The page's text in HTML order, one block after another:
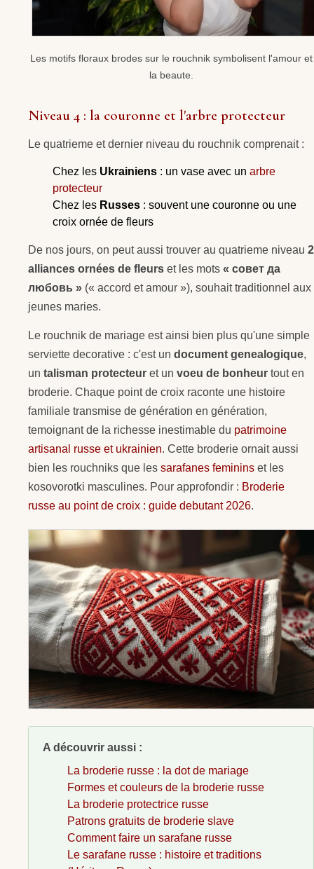
Les motifs floraux brodes sur le rouchnik symbolisent l'amour et
la beaute.
Niveau 4 : la couronne et l'arbre protecteur
Le quatrieme et dernier niveau du rouchnik comprenait :
Chez les Ukrainiens : un vase avec un arbre
protecteur
Chez les Russes : souvent une couronne ou une
croix ornée de fleurs
De nos jours, on peut aussi trouver au quatrieme niveau 2
alliances ornées de fleurs et les mots « совет да
любовь » (« accord et amour »), souhait traditionnel aux
jeunes maries.
Le rouchnik de mariage est ainsi bien plus qu'une simple
serviette decorative : c'est un document genealogique,
un talisman protecteur et un voeu de bonheur tout en
broderie. Chaque point de croix raconte une histoire
familiale transmise de génération en génération,
temoignant de la richesse inestimable du patrimoine
artisanal russe et ukrainien. Cette broderie ornait aussi
bien les rouchniks que les sarafanes feminins et les
kosovorotki masculines. Pour approfondir : Broderie
russe au point de croix : guide debutant 2026.
A découvrir aussi :
La broderie russe : la dot de mariage
Formes et couleurs de la broderie russe
La broderie protectrice russe
Patrons gratuits de broderie slave
Comment faire un sarafane russe
Le sarafane russe : histoire et traditions